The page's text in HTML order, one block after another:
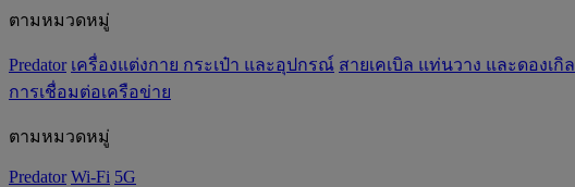
ตามหมวดหมู่
Predator เครื่องแต่งกาย กระเป๋า และอุปกรณ์ สายเคเบิล แท่นวาง และดองเกิล
การเชื่อมต่อเครือข่าย
ตามหมวดหมู่
Predator Wi-Fi 5G